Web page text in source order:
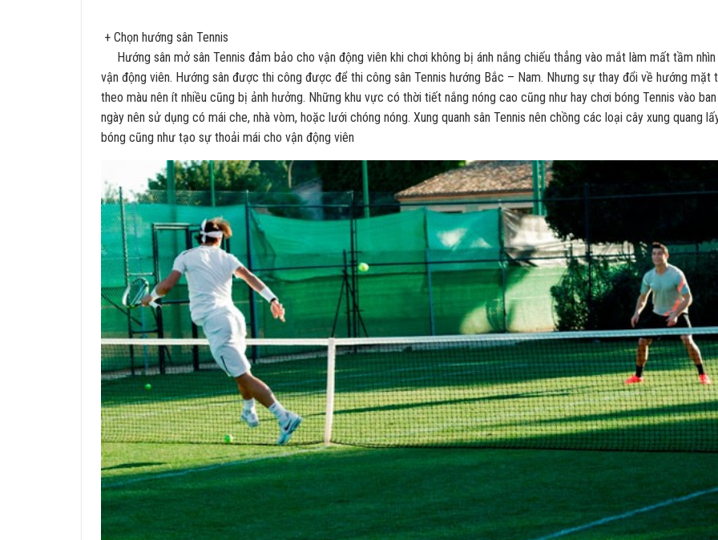
+ Chọn hướng sân Tennis
Hướng sân mở sân Tennis đảm bảo cho vận động viên khi chơi không bị ánh nắng chiếu thẳng vào mắt làm mất tầm nhìn
vận động viên. Hướng sân được thi công được để thi công sân Tennis hướng Bắc – Nam. Nhưng sự thay đổi về hướng mặt
theo màu nên ít nhiều cũng bị ảnh hưởng. Những khu vực có thời tiết nắng nóng cao cũng như hay chơi bóng Tennis vào ban
ngày nên sử dụng có mái che, nhà vòm, hoặc lưới chóng nóng. Xung quanh sân Tennis nên chồng các loại cây xung quang
bóng cũng như tạo sự thoải mái cho vận động viên